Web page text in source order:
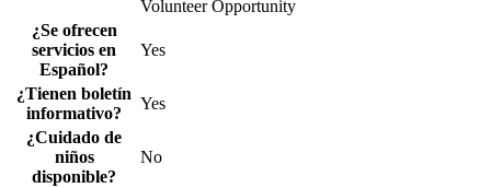
Volunteer Opportunity
¿Se ofrecen
servicios en
Español?
Yes
¿Tienen boletín
informativo?
Yes
¿Cuidado de
niños
disponible?
No